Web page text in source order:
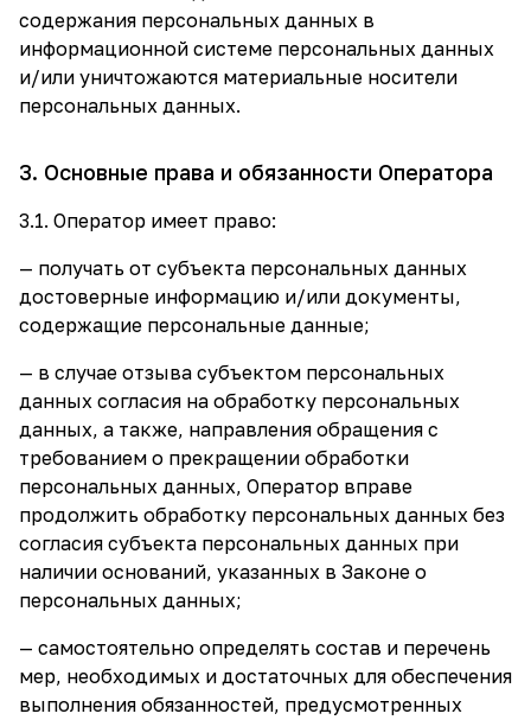
содержания персональных данных в
информационной системе персональных данных
и/или уничтожаются материальные носители
персональных данных.
3. Основные права и обязанности Оператора
3.1. Оператор имеет право:
— получать от субъекта персональных данных
достоверные информацию и/или документы,
содержащие персональные данные;
— в случае отзыва субъектом персональных
данных согласия на обработку персональных
данных, а также, направления обращения с
требованием о прекращении обработки
персональных данных, Оператор вправе
продолжить обработку персональных данных без
согласия субъекта персональных данных при
наличии оснований, указанных в Законе о
персональных данных;
— самостоятельно определять состав и перечень
мер, необходимых и достаточных для обеспечения
выполнения обязанностей, предусмотренных